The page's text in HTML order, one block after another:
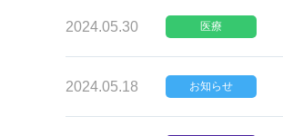
2024.05.30 医療
2024.05.18 お知らせ